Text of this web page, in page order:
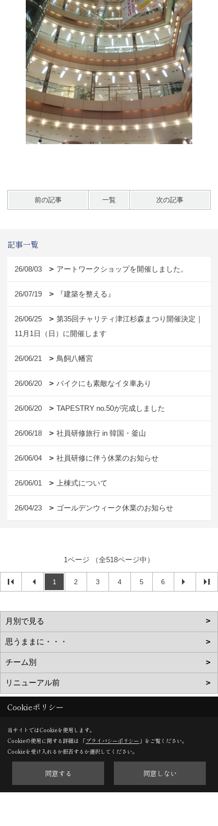
前の記事 一覧 次の記事
記事一覧
26/08/03 アートワークショップを開催しました。
26/07/19 『建築を整える』
26/06/25
第35回チャリティ津江杉森まつり開催決定｜
11月1日（日）に開催します
26/06/21 鳥飼八幡宮
26/06/20 バイクにも素敵なイタ車あり
26/06/20 TAPESTRY no.50が完成しました
26/06/18 社員研修旅行 in 韓国・釜山
26/06/04 社員研修に伴う休業のお知らせ
26/06/01 上棟式について
26/04/23 ゴールデンウィーク休業のお知らせ
1ページ （全518ページ中）
1 2 3 4 5 6
株式会社タカノホーム
福岡市南区屋形原1-36-20
092-566-3838
FAX：092-566-5700
Cookieポリシー
当サイトではCookieを使用します。
Cookieの使用に関する詳細は 「プライバシーポリシー 」をご覧ください。
Cookieを受け入れるか拒否するか選択してください。
同意する 同意しない